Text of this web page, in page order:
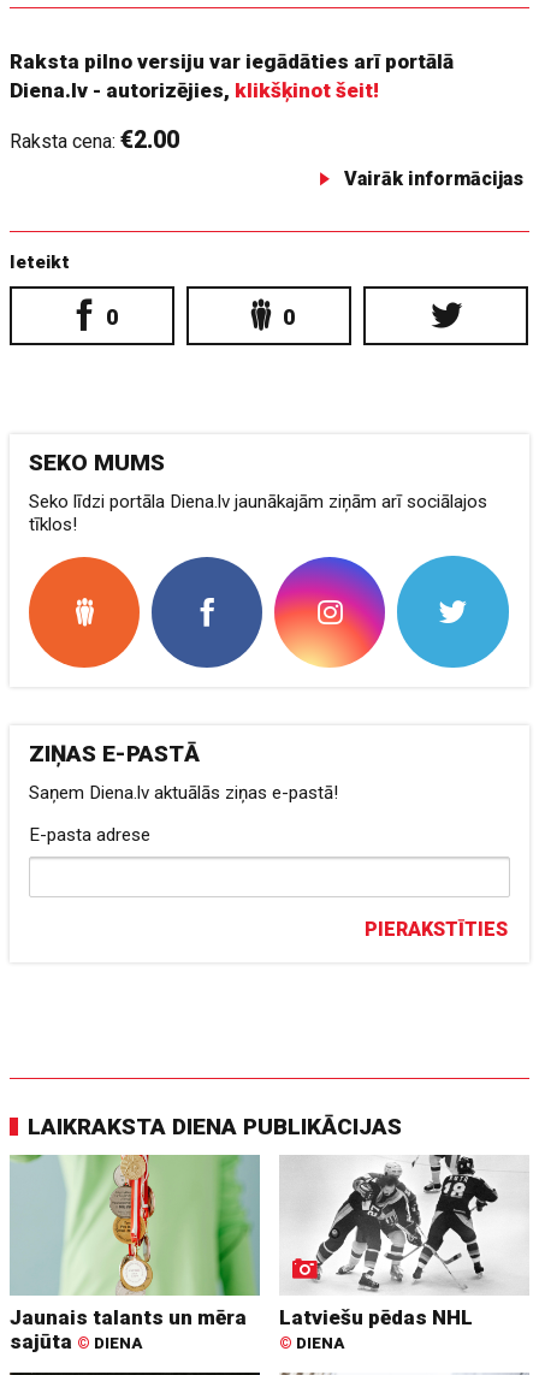
Raksta pilno versiju var iegādāties arī portālā
Diena.lv - autorizējies, klikšķinot šeit!
Raksta cena:€2.00
Vairāk informācijas
Ieteikt
0 0
SEKO MUMS
Seko līdzi portāla Diena.lv jaunākajām ziņām arī sociālajos
tīklos!
ZIŅAS E-PASTĀ
Saņem Diena.lv aktuālās ziņas e-pastā!
E-pasta adrese
PIERAKSTĪTIES
LAIKRAKSTA DIENA PUBLIKĀCIJAS
Jaunais talants un mēra
sajūta © DIENA
Latviešu pēdas NHL
© DIENA